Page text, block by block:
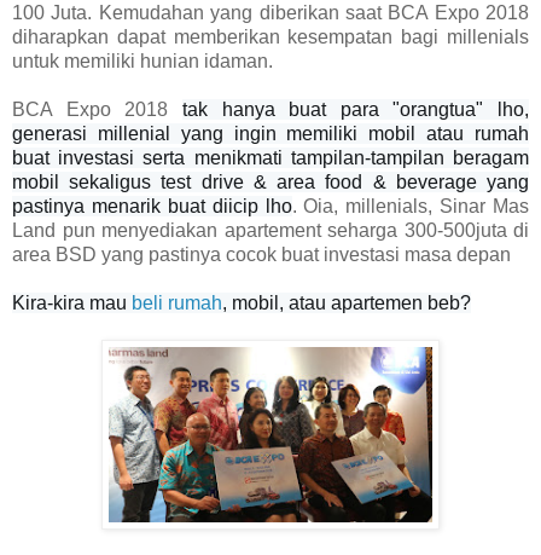
100 Juta. Kemudahan yang diberikan saat BCA Expo 2018
diharapkan dapat memberikan kesempatan bagi millenials
untuk memiliki hunian idaman.
BCA Expo 2018 tak hanya buat para "orangtua" lho,
generasi millenial yang ingin memiliki mobil atau rumah
buat investasi serta menikmati tampilan-tampilan beragam
mobil sekaligus test drive & area food & beverage yang
pastinya menarik buat diicip lho. Oia, millenials, Sinar Mas
Land pun menyediakan apartement seharga 300-500juta di
area BSD yang pastinya cocok buat investasi masa depan
Kira-kira mau beli rumah, mobil, atau apartemen beb?